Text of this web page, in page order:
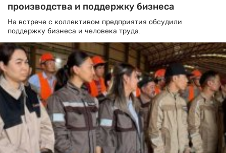
производства и поддержку бизнеса
На встрече с коллективом предприятия обсудили
поддержку бизнеса и человека труда.